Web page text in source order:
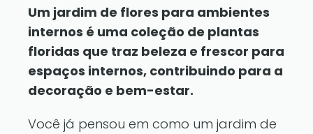
Um jardim de flores para ambientes
internos é uma coleção de plantas
floridas que traz beleza e frescor para
espaços internos, contribuindo para a
decoração e bem-estar.
Você já pensou em como um jardim de